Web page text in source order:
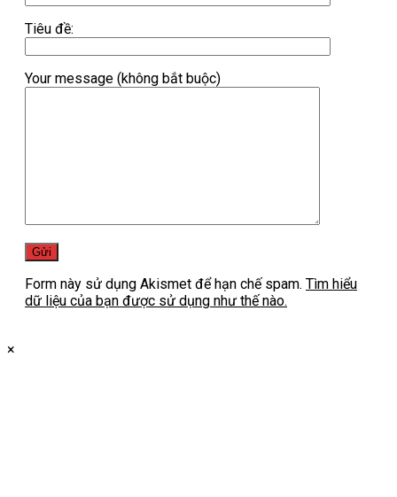
Tiêu đề:
Your message (không bắt buộc)
Form này sử dụng Akismet để hạn chế spam. Tìm hiểu
dữ liệu của bạn được sử dụng như thế nào.
×